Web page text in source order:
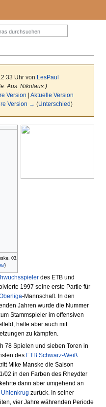
Uhr von LesPaul
Aus. Nikolaus.)
Version | Aktuelle Version
Version → (Unterschied)
03.05.2006.
)
des ETB und
1997 seine erste Partie für
-Mannschaft. In den
Jahren wurde die Nummer
Stammspieler im offensiven
hatte aber auch mit
zu kämpfen.
78 Spielen und sieben Toren in
des ETB Schwarz-Weiß
Mike Manske die Saison
02 in den Farben des Rheydter
dann aber umgehend an
Uhlenkrug zurück. In seiner
vier Jahre währenden Periode